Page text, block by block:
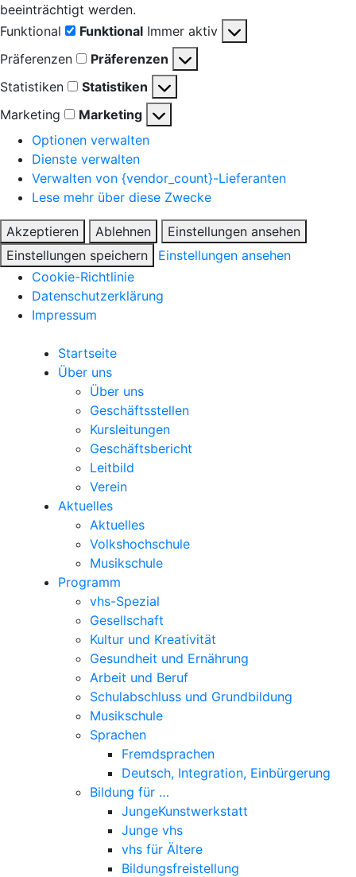
beeinträchtigt werden.
Funktional
Funktional Immer aktiv
Präferenzen
Präferenzen
Statistiken
Statistiken
Marketing
Marketing
Optionen verwalten
Dienste verwalten
Verwalten von {vendor_count}-Lieferanten
Lese mehr über diese Zwecke
Akzeptieren Ablehnen
Einstellungen ansehen
Einstellungen speichern
Einstellungen ansehen
Cookie-Richtlinie
Datenschutzerklärung
Impressum
Startseite
Über uns
Über uns
Geschäftsstellen
Kursleitungen
Geschäftsbericht
Leitbild
Verein
Aktuelles
Aktuelles
Volkshochschule
Musikschule
Programm
vhs-Spezial
Gesellschaft
Kultur und Kreativität
Gesundheit und Ernährung
Arbeit und Beruf
Schulabschluss und Grundbildung
Musikschule
Sprachen
Fremdsprachen
Deutsch, Integration, Einbürgerung
Bildung für …
JungeKunstwerkstatt
Junge vhs
vhs für Ältere
Bildungsfreistellung